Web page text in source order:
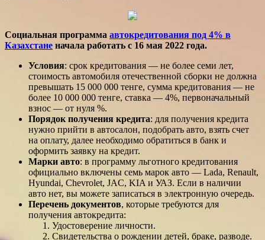
Социальная программа автокредитования под 4% в
Казахстане начала работать с 16 мая 2022 года.
Условия: срок кредитования — не более семи лет,
стоимость автомобиля отечественной сборки не должна
превышать 15 000 000 тенге, сумма кредитования — не
более 10 000 000 тенге, ставка — 4%, первоначальный
взнос — от нуля %.
Порядок получения кредита: для получения кредита
нужно прийти в автосалон, подобрать авто, взять счет
на оплату, далее необходимо обратиться в банк и
оформить заявку на кредит.
Марки авто: в программу льготного кредитования
официально включены семь марок авто — Lada, Renault,
Hyundai, Chevrolet, JAC, KIA и УАЗ. Если в наличии
авто нет, вы можете записаться в электронную очередь.
Перечень документов, которые требуются для
получения автокредита:
Удостоверение личности.
Свидетельства о рождении детей, браке, разводе.